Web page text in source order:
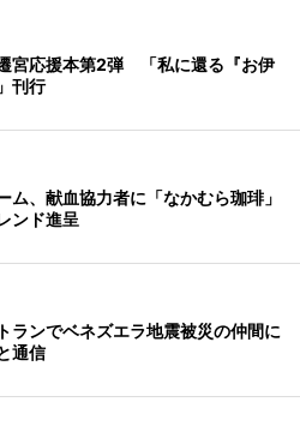
宮応援本第2弾 「私に還る『お伊
刊行
ム、献血協力者に「なかむら珈琲」
ンド進呈
ランでベネズエラ地震被災の仲間に
通信